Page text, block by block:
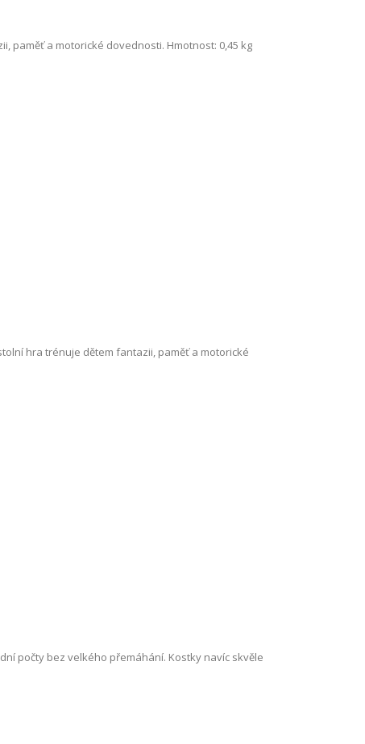
paměť a motorické dovednosti. Hmotnost: 0,45 kg
hra trénuje dětem fantazii, paměť a motorické
počty bez velkého přemáhání. Kostky navíc skvěle